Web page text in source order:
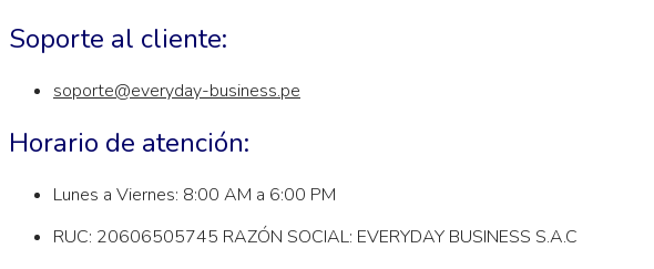
Soporte al cliente:
soporte@everyday-business.pe
Horario de atención:
Lunes a Viernes: 8:00 AM a 6:00 PM
RUC: 20606505745 RAZÓN SOCIAL: EVERYDAY BUSINESS S.A.C